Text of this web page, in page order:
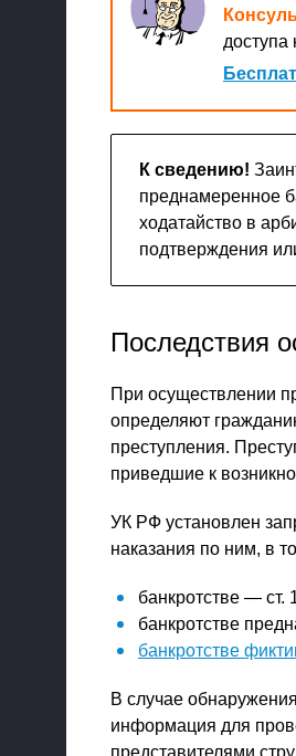
К сведению!
преднамеренное
ходатайство в
подтверждения
Последствия
При осуществлении
определяют
преступления.
приведшие к
УК РФ установлен
наказания по ним, в
банкротстве — ст.
банкротстве
банкротстве
В случае
информация для
представителями